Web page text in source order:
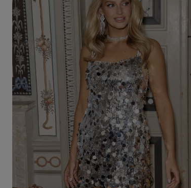
Length
MINI
MIDI
MAXI
Neckline
ON THE BACK
AMERICAN
SQUARE
BOAT NECKLINE
WRAP NECKLINE
V-NECKLINE
WITHOUT CLEAVAGE
ASYMMETRICAL
CARMEN
Color
BLACK
BEIGE
WHITE
BLUE
GREEN
PINK
GREY
PRINTS